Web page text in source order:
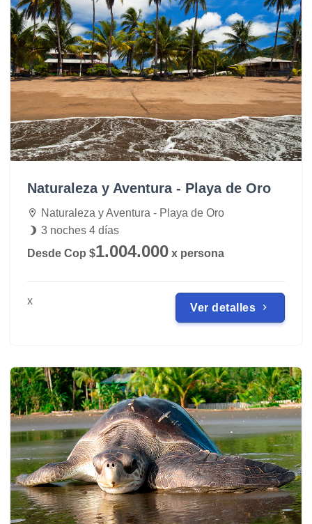
Naturaleza y Aventura - Playa de Oro
Naturaleza y Aventura - Playa de Oro
3 noches 4 días
Desde Cop $1.004.000 x persona
x
Ver detalles